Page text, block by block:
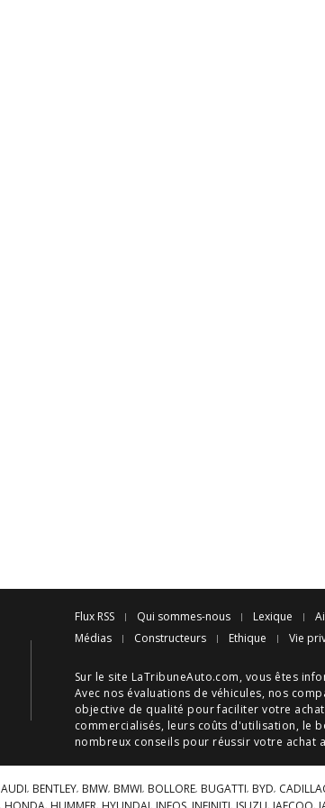
Flux RSS Qui sommes-nous Lexique
Médias
Constructeurs Ethique Vie
Sur le site LaTribuneAuto.com, vous êtes
Avec nos évaluations de véhicules, nos
objective de qualité pour faciliter votre
commercialisés, leurs coûts d'utilisation, le
nombreux conseils pour réussir votre achat
AUDI BENTLEY BMW BMWI BOLLORE BUGATTI BYD